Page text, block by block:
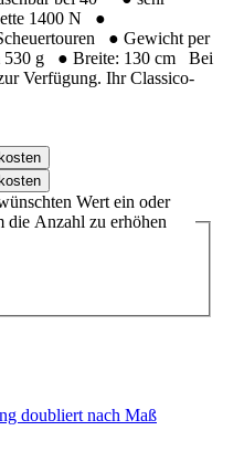
1400 N ●
● Gewicht per
530 g ● Breite: 130 cm Bei
Verfügung. Ihr Classico-
Wert ein oder
die Anzahl zu erhöhen
doubliert nach Maß